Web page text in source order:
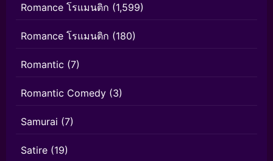
Romance โรแมนติก (1,599)
Romance โรแมนติก (180)
Romantic (7)
Romantic Comedy (3)
Samurai (7)
Satire (19)